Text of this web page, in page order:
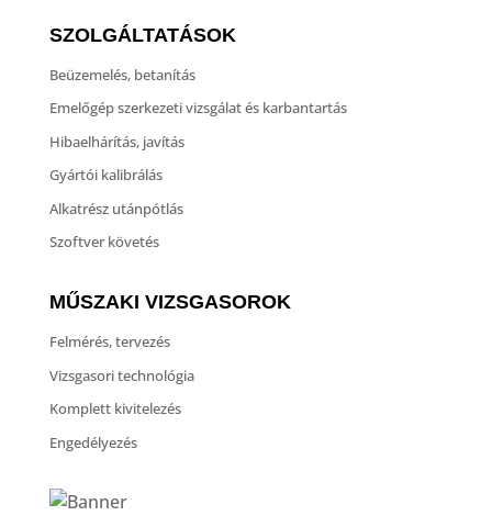
SZOLGÁLTATÁSOK
Beüzemelés, betanítás
Emelőgép szerkezeti vizsgálat és karbantartás
Hibaelhárítás, javítás
Gyártói kalibrálás
Alkatrész utánpótlás
Szoftver követés
MŰSZAKI VIZSGASOROK
Felmérés, tervezés
Vizsgasori technológia
Komplett kivitelezés
Engedélyezés